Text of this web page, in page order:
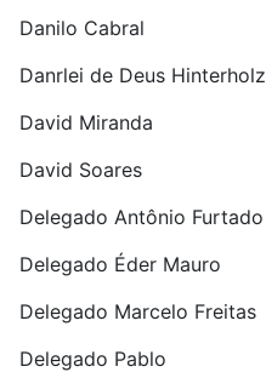
Danilo Cabral
Danrlei de Deus Hinterholz
David Miranda
David Soares
Delegado Antônio Furtado
Delegado Éder Mauro
Delegado Marcelo Freitas
Delegado Pablo